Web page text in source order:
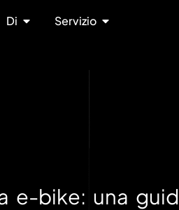
Di
Servizio
bike: una